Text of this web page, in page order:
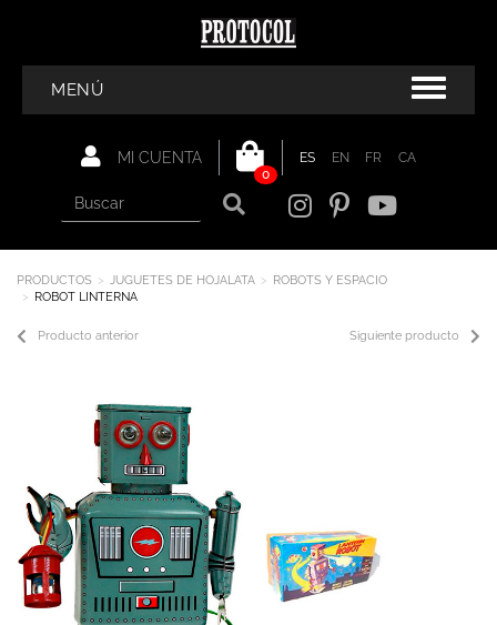
MENÚ
ES EN FR
CA
0
MI CUENTA
PRODUCTOS JUGUETES DE HOJALATA
ROBOTS Y ESPACIO
ROBOT LINTERNA
Siguiente producto
Producto anterior